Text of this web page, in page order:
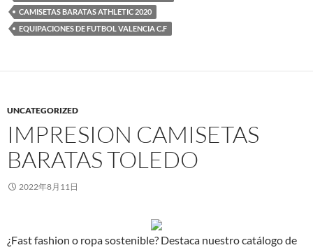
CAMISETAS BARATAS ATHLETIC 2020
EQUIPACIONES DE FUTBOL VALENCIA C.F
UNCATEGORIZED
IMPRESION CAMISETAS
BARATAS TOLEDO
2022年8月11日
¿Fast fashion o ropa sostenible? Destaca nuestro catálogo de